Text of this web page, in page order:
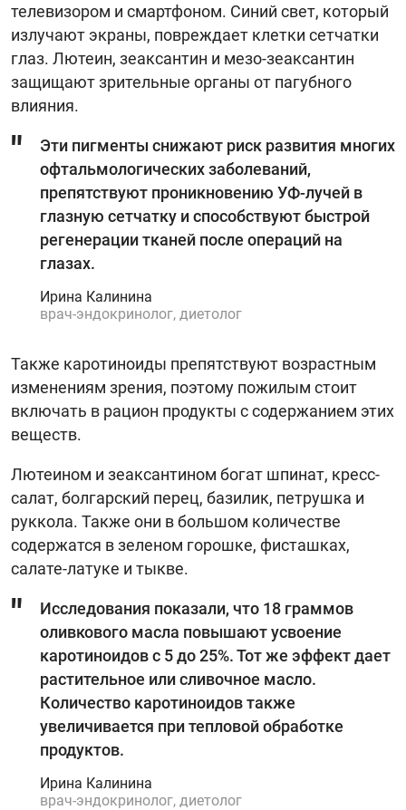
телевизором и смартфоном. Синий свет, который
излучают экраны, повреждает клетки сетчатки
глаз. Лютеин, зеаксантин и мезо-зеаксантин
защищают зрительные органы от пагубного
влияния.
Эти пигменты снижают риск развития многих
офтальмологических заболеваний,
препятствуют проникновению УФ-лучей в
глазную сетчатку и способствуют быстрой
регенерации тканей после операций на
глазах.
Ирина Калинина
врач-эндокринолог, диетолог
Также каротиноиды препятствуют возрастным
изменениям зрения, поэтому пожилым стоит
включать в рацион продукты с содержанием этих
веществ.
Лютеином и зеаксантином богат шпинат, кресс-
салат, болгарский перец, базилик, петрушка и
руккола. Также они в большом количестве
содержатся в зеленом горошке, фисташках,
салате-латуке и тыкве.
Исследования показали, что 18 граммов
оливкового масла повышают усвоение
каротиноидов с 5 до 25%. Тот же эффект дает
растительное или сливочное масло.
Количество каротиноидов также
увеличивается при тепловой обработке
продуктов.
Ирина Калинина
врач-эндокринолог, диетолог